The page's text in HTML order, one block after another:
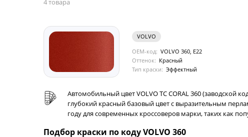
4 товара
VOLVO
OEM-код: VOLVO 360, E22
Оттенок: Красный
Тип краски: Эффектный
Автомобильный цвет VOLVO TC CORAL 360 (заводской
глубокий красный базовый цвет с выразительным
году для современных кроссоверов марки, таких как
Подбор краски по коду VOLVO 360